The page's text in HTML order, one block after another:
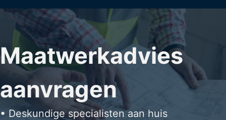
Maatwerkadvies
aanvragen
• Deskundige specialisten aan huis